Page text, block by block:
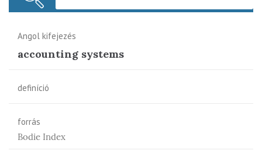
Angol kifejezés
accounting systems
definíció
forrás
Bodie Index